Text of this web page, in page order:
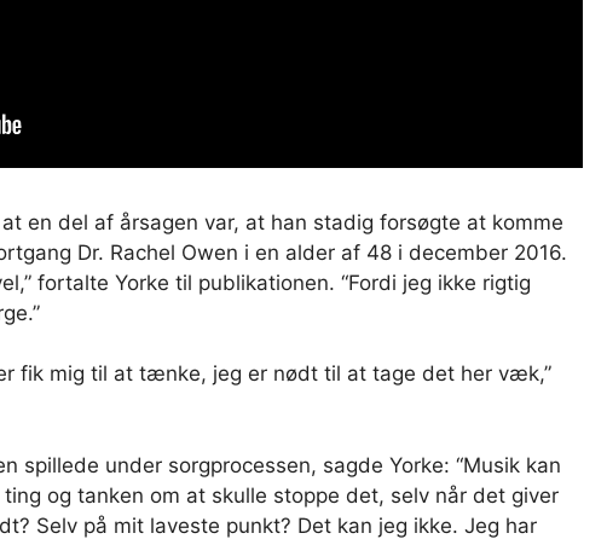
en del af årsagen var, at han stadig forsøgte at komme
Dr. Rachel Owen i en alder af 48 i december 2016.
fortalte Yorke til publikationen. “Fordi jeg ikke rigtig
fik mig til at tænke, jeg er nødt til at tage det her væk,”
spillede under sorgprocessen, sagde Yorke: “Musik kan
og tanken om at skulle stoppe det, selv når det giver
Selv på mit laveste punkt? Det kan jeg ikke. Jeg har